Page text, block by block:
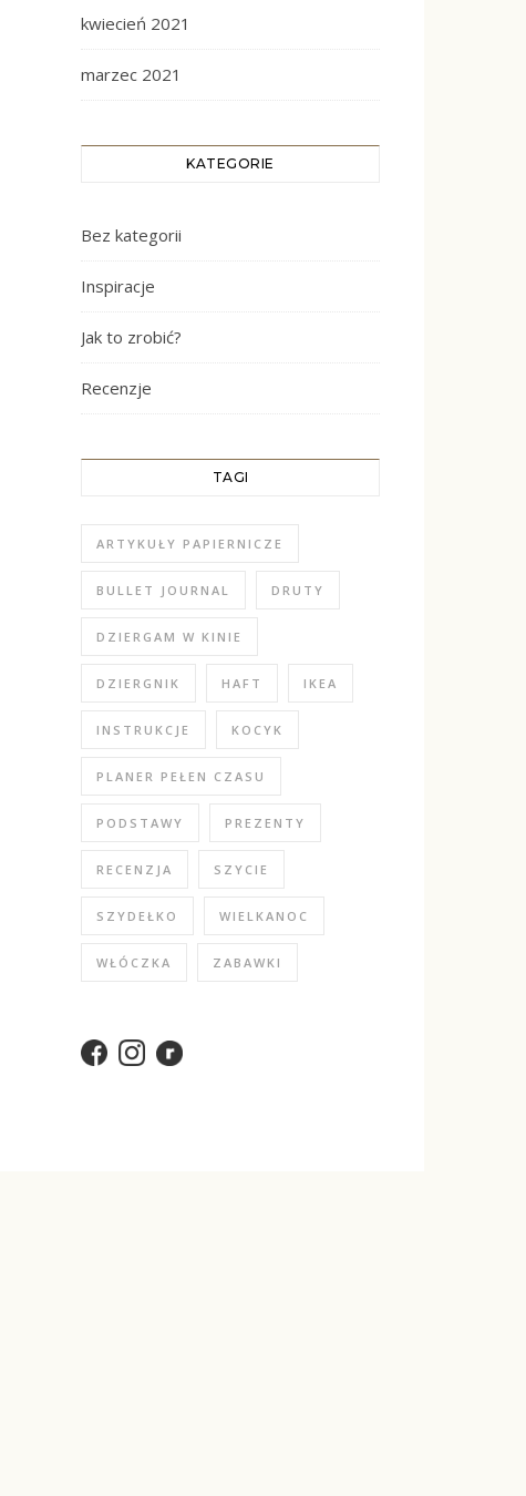
kwiecień 2021
marzec 2021
KATEGORIE
Bez kategorii
Inspiracje
Jak to zrobić?
Recenzje
TAGI
ARTYKUŁY PAPIERNICZE
BULLET JOURNAL DRUTY
DZIERGAM W KINIE
DZIERGNIK HAFT IKEA
INSTRUKCJE KOCYK
PLANER PEŁEN CZASU
PODSTAWY PREZENTY
RECENZJA SZYCIE
SZYDEŁKO WIELKANOC
WŁÓCZKA ZABAWKI